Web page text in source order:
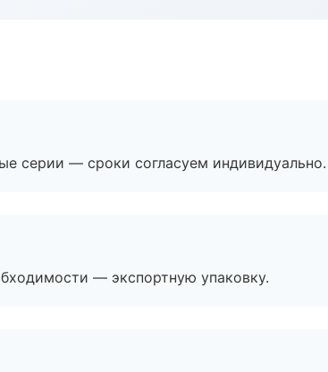
серии — сроки согласуем индивидуально.
— экспортную упаковку.